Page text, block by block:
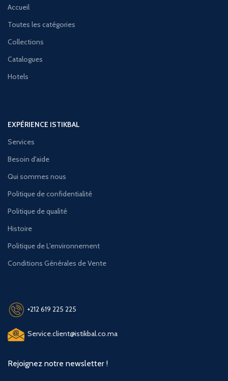
Accueil
Toutes les catégories
Collections
Catalogues
Hotels
EXPÉRIENCE ISTIKBAL
Services
Besoin d'aide
Qui sommes nous
Politique de confidentialité
Politique de qualité
Histoire
Politique de L'environnement
Conditions Générales de Vente
+212 619 225 225
Service.client@istikbal.co.ma
Rejoignez notre newsletter !